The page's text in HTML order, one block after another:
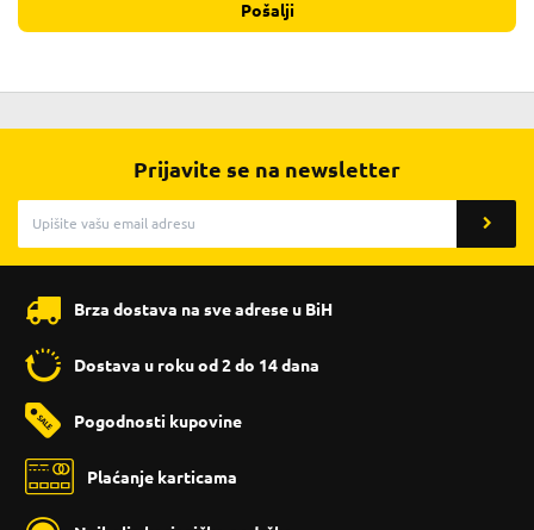
Pošalji
Prijavite se na newsletter
Brza dostava na sve adrese u BiH
Dostava u roku od 2 do 14 dana
Pogodnosti kupovine
Plaćanje karticama